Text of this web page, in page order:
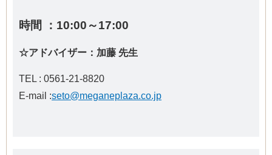
時間 ：10:00～17:00
☆アドバイザー：加藤 先生
TEL : 0561-21-8820
E-mail :seto@meganeplaza.co.jp